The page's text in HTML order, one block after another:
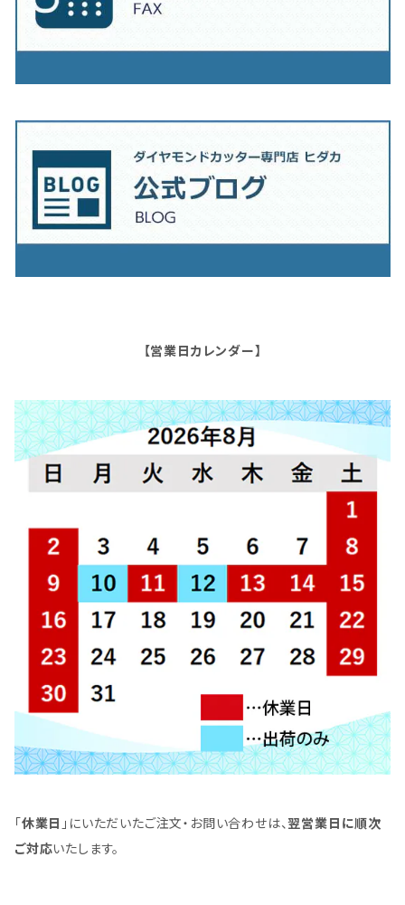
【営業日カレンダー】
「休業日 」にいただいたご注文・お問い合わせは、翌営業日に順次
ご対応いたします。